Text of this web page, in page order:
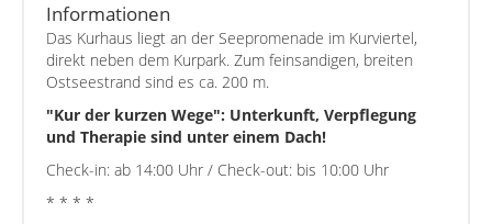
Informationen
Das Kurhaus liegt an der Seepromenade im Kurviertel,
direkt neben dem Kurpark. Zum feinsandigen, breiten
Ostseestrand sind es ca. 200 m.
"Kur der kurzen Wege": Unterkunft, Verpflegung
und Therapie sind unter einem Dach!
Check-in: ab 14:00 Uhr / Check-out: bis 10:00 Uhr
* * * *